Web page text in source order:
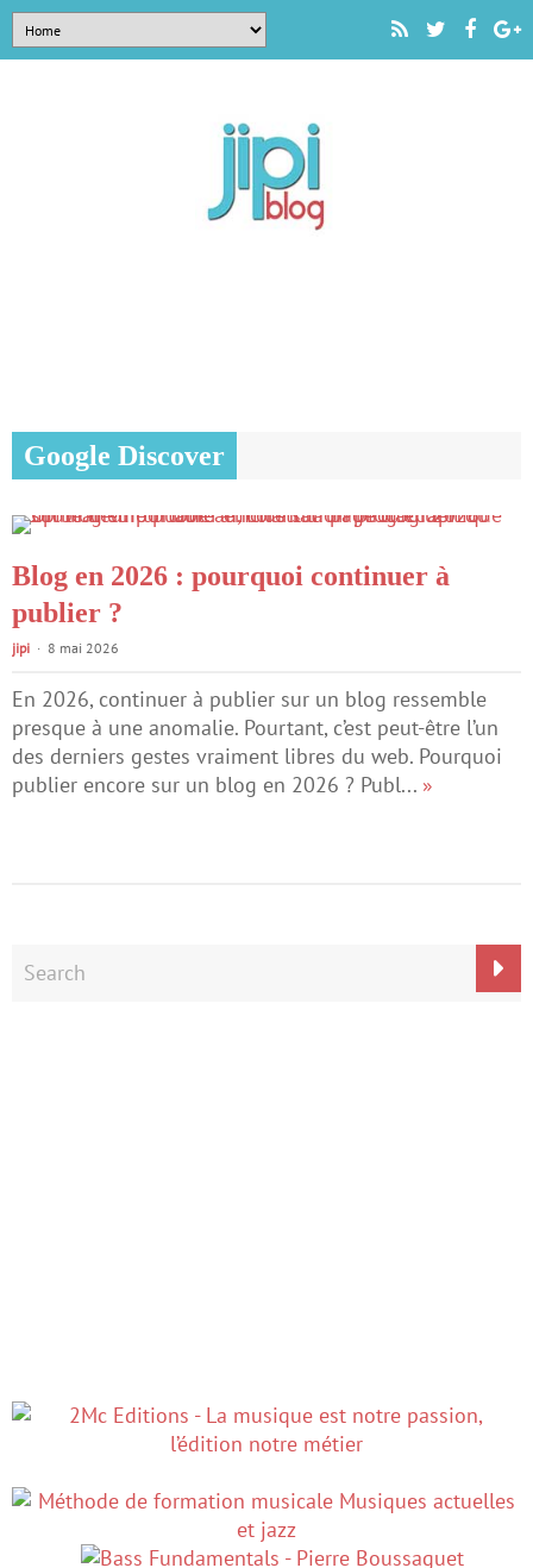
Google Discover
Blog en 2026 : pourquoi continuer à
publier ?
jipi 8 mai 2026
En 2026, continuer à publier sur un blog ressemble
presque à une anomalie. Pourtant, c’est peut-être l’un
des derniers gestes vraiment libres du web. Pourquoi
publier encore sur un blog en 2026 ? Publ... »